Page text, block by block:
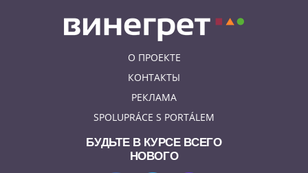
О ПРОЕКТЕ
КОНТАКТЫ
РЕКЛАМА
SPOLUPRÁCE S PORTÁLEM
БУДЬТЕ В КУРСЕ ВСЕГО
НОВОГО